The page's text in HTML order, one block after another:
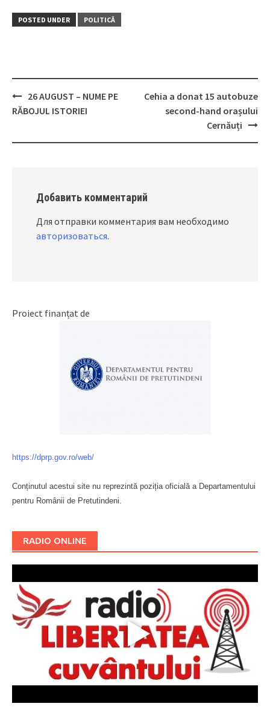
POSTED UNDER POLITICĂ
Post
26 AUGUST – NUME PE
RĂBOJUL ISTORIEI
Cehia a donat 15 autobuze
second-hand orașului
Cernăuți
Добавить комментарий
Для отправки комментария вам необходимо
авторизоваться.
Proiect finanțat de
https://dprp.gov.ro/web/
Conținutul acestui site nu reprezintă poziția oficială a Departamentului
pentru Românii de Pretutindeni.
RADIO ONLINE